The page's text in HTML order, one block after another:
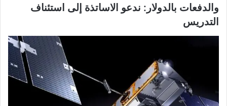
والدفعات بالدولار: ندعو الاساتذة إلى استئناف
التدريس